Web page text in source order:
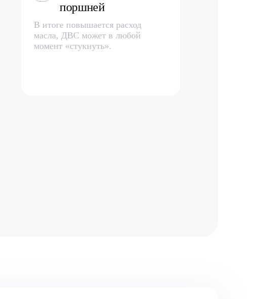
поршней
В итоге повышается расход
масла, ДВС может в любой
момент «стукнуть».